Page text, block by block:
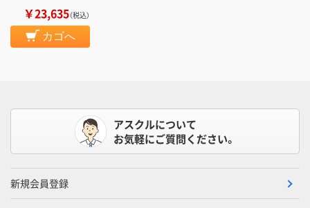
￥23,635（税込）
カゴへ
アスクルについて
お気軽にご質問ください。
新規会員登録